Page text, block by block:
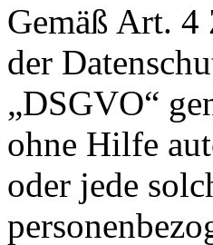
Gemäß Art.
der
„DSGVO“
ohne Hilfe
oder jede